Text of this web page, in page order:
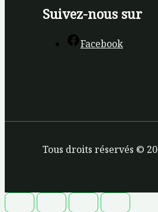
Suivez-nous sur
Facebook
Tous droits réservés ©